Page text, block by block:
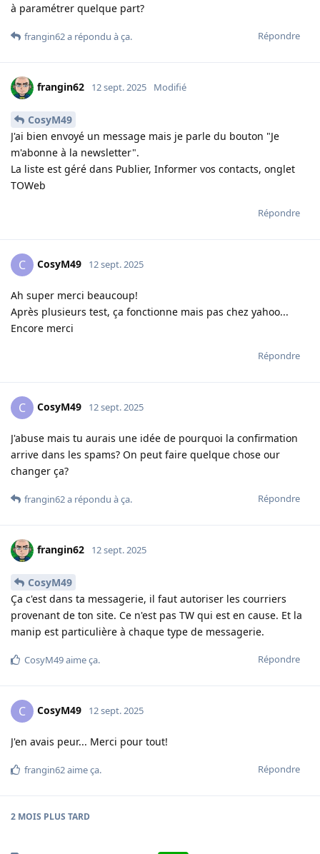
à paramétrer quelque part?
Répondre
frangin62a répondu à ça.
frangin62 12 sept. 2025 Modifié
CosyM49
J'ai bien envoyé un message mais je parle du bouton "Je
m'abonne à la newsletter".
La liste est géré dans Publier, Informer vos contacts, onglet
TOWeb
Répondre
C CosyM49 12 sept. 2025
Ah super merci beaucoup!
Après plusieurs test, ça fonctionne mais pas chez yahoo...
Encore merci
Répondre
C CosyM49 12 sept. 2025
J'abuse mais tu aurais une idée de pourquoi la confirmation
arrive dans les spams? On peut faire quelque chose our
changer ça?
Répondre
frangin62a répondu à ça.
frangin62 12 sept. 2025
CosyM49
Ça c'est dans ta messagerie, il faut autoriser les courriers
provenant de ton site. Ce n'est pas TW qui est en cause. Et la
manip est particulière à chaque type de messagerie.
Répondre
CosyM49aime ça.
C CosyM49 12 sept. 2025
J'en avais peur... Merci pour tout!
Répondre
frangin62aime ça.
2 MOIS PLUS TARD